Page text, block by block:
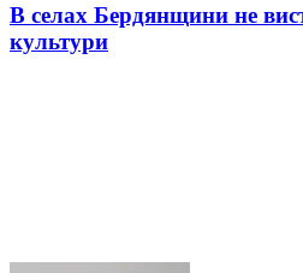
В селах Бердянщини не
культури